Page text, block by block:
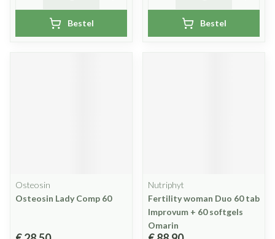
Bestel Bestel
Osteosin
Osteosin Lady Comp 60
Nutriphyt
Fertility woman Duo 60 tab
Improvum + 60 softgels
Omarin